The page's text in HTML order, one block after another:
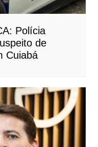
Polícia
de
Cuiabá